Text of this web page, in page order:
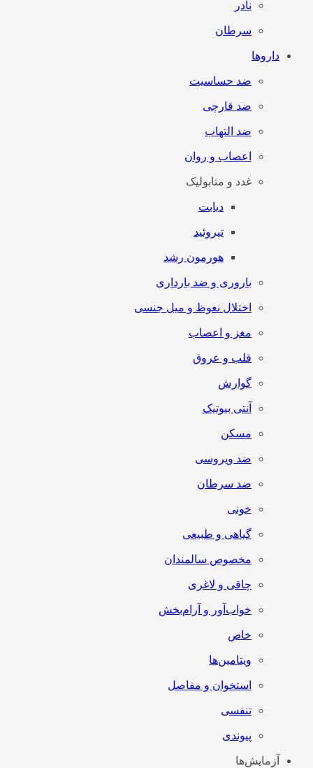
نادر
سرطان
داروها
ضد حساسیت
ضد قارچی
ضد التهاب
اعصاب و روان
غدد و متابولیک
دیابت
تیروئید
هورمون رشد
باروری و ضد بارداری
اختلال نعوظ و میل جنسی
مغز و اعصاب
قلب و عروق
گوارش
آنتی‌ بیوتیک
مسکن
ضد ویروسی
ضد سرطان
خونی
گیاهی و طبیعی
مخصوص سالمندان
چاقی و لاغری
خواب‌آور و آرام‌بخش
خاص
ویتامین‌ها
استخوان و مفاصل
تنفسی
پیوندی
آزمایش‌ها